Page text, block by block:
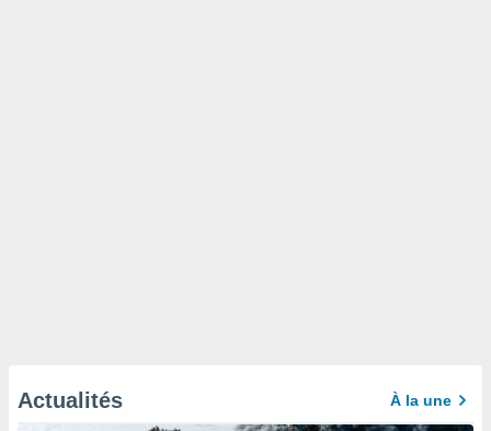
Actualités À la une